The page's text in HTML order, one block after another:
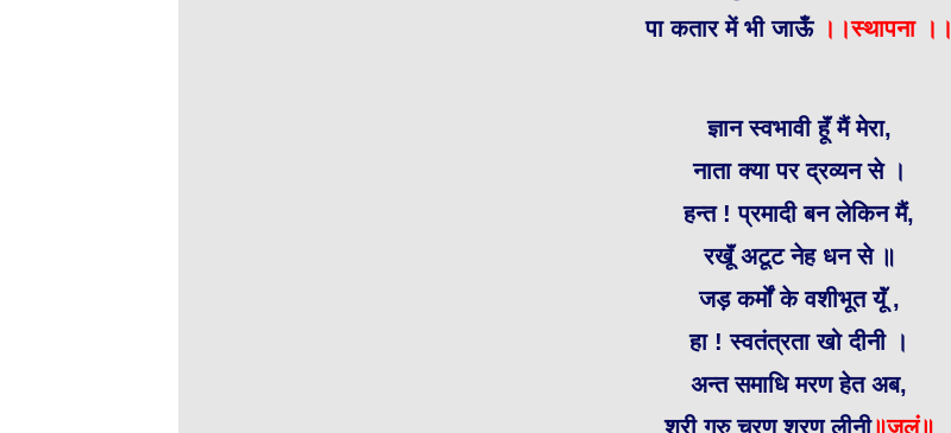
पा कतार में भी जाऊँ ।।स्थापना ।।
ज्ञान स्वभावी हूॅं मैं मेरा,
नाता क्या पर द्रव्यन से ।
हन्त ! प्रमादी बन लेकिन मैं,
रखूॅं अटूट नेह धन से ॥
जड़ कर्मों के वशीभूत यूॅं ,
हा ! स्वतंत्रता खो दीनी ।
अन्त समाधि मरण हेत अब,
श्री गुरु चरण शरण लीनी॥जलं॥